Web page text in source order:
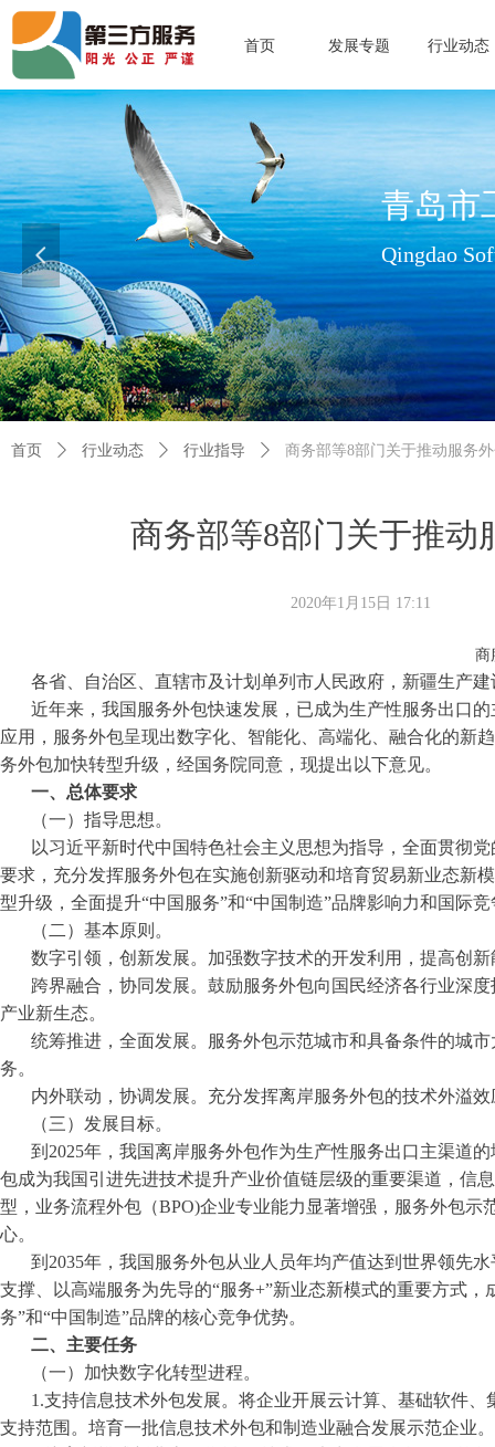
首页 发展专题 行业动态
青岛市
Qingdao
查看更多>>
넳
商务部等8部门关于推动
首页 ꄲ 行业动态 ꄲ 行业指导 ꄲ 商务部等8部门关于推动服务
商
各省、自治区、直辖市及计划单列市人民政府，新疆生产建
近年来，我国服务外包快速发展，已成为生产性服务出口
应用，服务外包呈现出数字化、智能化、高端化、融合化的新
务外包加快转型升级，经国务院同意，现提出以下意见。
一、总体要求
（一）指导思想。
以习近平新时代中国特色社会主义思想为指导，全面贯彻
要求，充分发挥服务外包在实施创新驱动和培育贸易新业态新
型升级，全面提升“中国服务”和“中国制造”品牌影响力和国际
（二）基本原则。
数字引领，创新发展。加强数字技术的开发利用，提高创
跨界融合，协同发展。鼓励服务外包向国民经济各行业深
产业新生态。
统筹推进，全面发展。服务外包示范城市和具备条件的城
务。
内外联动，协调发展。充分发挥离岸服务外包的技术外溢
（三）发展目标。
到2025年，我国离岸服务外包作为生产性服务出口主渠道
包成为我国引进先进技术提升产业价值链层级的重要渠道，信
型，业务流程外包（BPO)企业专业能力显著增强，服务外包
心。
到2035年，我国服务外包从业人员年均产值达到世界领先
支撑、以高端服务为先导的“服务+”新业态新模式的重要方式
务”和“中国制造”品牌的核心竞争优势。
二、主要任务
（一）加快数字化转型进程。
1.支持信息技术外包发展。将企业开展云计算、基础软件
支持范围。培育一批信息技术外包和制造业融合发展示范企业。
2020年1月15日 17:11